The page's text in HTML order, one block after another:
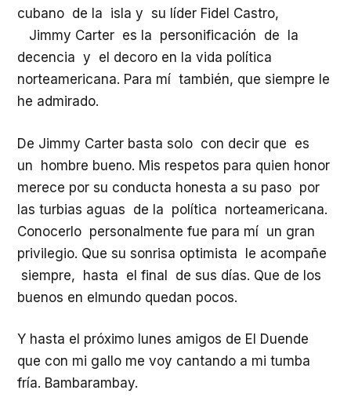
cubano de la isla y su líder Fidel Castro,
Jimmy Carter es la personificación de la
decencia y el decoro en la vida política
norteamericana. Para mí también, que siempre le
he admirado.
De Jimmy Carter basta solo con decir que es
un hombre bueno. Mis respetos para quien honor
merece por su conducta honesta a su paso por
las turbias aguas de la política norteamericana.
Conocerlo personalmente fue para mí un gran
privilegio. Que su sonrisa optimista le acompañe
siempre, hasta el final de sus días. Que de los
buenos en elmundo quedan pocos.
Y hasta el próximo lunes amigos de El Duende
que con mi gallo me voy cantando a mi tumba
fría. Bambarambay.